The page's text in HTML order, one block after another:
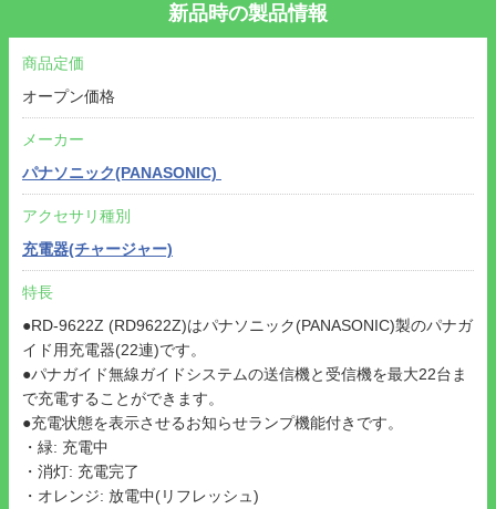
新品時の製品情報
商品定価
オープン価格
メーカー
パナソニック(PANASONIC)
アクセサリ種別
充電器(チャージャー)
特長
●RD-9622Z (RD9622Z)はパナソニック(PANASONIC)製のパナガ
イド用充電器(22連)です。
●パナガイド無線ガイドシステムの送信機と受信機を最大22台ま
で充電することができます。
●充電状態を表示させるお知らせランプ機能付きです。
・緑: 充電中
・消灯: 充電完了
・オレンジ: 放電中(リフレッシュ)